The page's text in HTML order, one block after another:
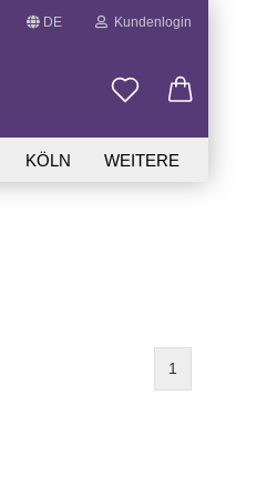
DE Kundenlogin
KÖLN WEITERE
1